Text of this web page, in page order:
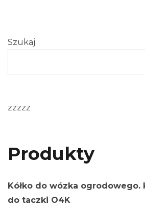
Szukaj
zzzzz
Produkty
Kółko do wózka ogrodowego.
do taczki O4K